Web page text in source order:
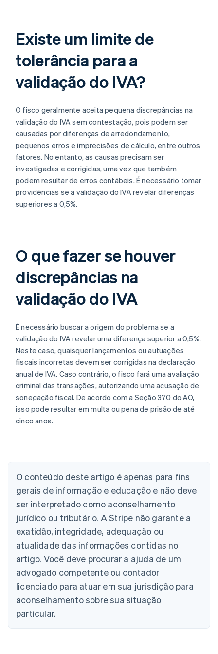
Existe um limite de
tolerância para a
validação do IVA?
O fisco geralmente aceita pequena discrepâncias na
validação do IVA sem contestação, pois podem ser
causadas por diferenças de arredondamento,
pequenos erros e imprecisões de cálculo, entre outros
fatores. No entanto, as causas precisam ser
investigadas e corrigidas, uma vez que também
podem resultar de erros contábeis. É necessário tomar
providências se a validação do IVA revelar diferenças
superiores a 0,5%.
O que fazer se houver
discrepâncias na
validação do IVA
É necessário buscar a origem do problema se a
validação do IVA revelar uma diferença superior a 0,5%.
Neste caso, quaisquer lançamentos ou autuações
fiscais incorretas devem ser corrigidas na declaração
anual de IVA. Caso contrário, o fisco fará uma avaliação
criminal das transações, autorizando uma acusação de
sonegação fiscal. De acordo com a Seção 370 do AO,
isso pode resultar em multa ou pena de prisão de até
cinco anos.
O conteúdo deste artigo é apenas para fins
gerais de informação e educação e não deve
ser interpretado como aconselhamento
jurídico ou tributário. A Stripe não garante a
exatidão, integridade, adequação ou
atualidade das informações contidas no
artigo. Você deve procurar a ajuda de um
advogado competente ou contador
licenciado para atuar em sua jurisdição para
aconselhamento sobre sua situação
particular.
Deutsch English
Austrália
Áustria
DeutschEnglish
Bélgica
Nederlands FrançaisDeutschEnglish
Brasil
Português English
Bulgária
English
Canadá
China continental
简体中文English